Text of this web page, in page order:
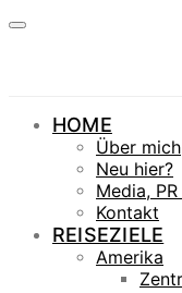
HOME
Über mich
Neu hier?
Media,
Kontakt
REISEZIELE
Amerika